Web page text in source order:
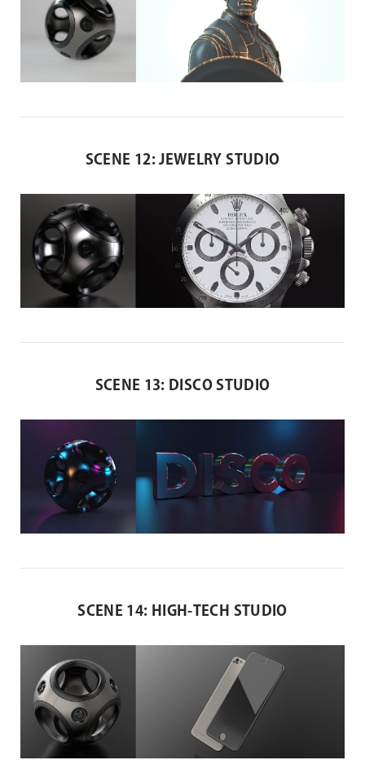
SCENE 12: JEWELRY STUDIO
SCENE 13: DISCO STUDIO
SCENE 14: HIGH-TECH STUDIO